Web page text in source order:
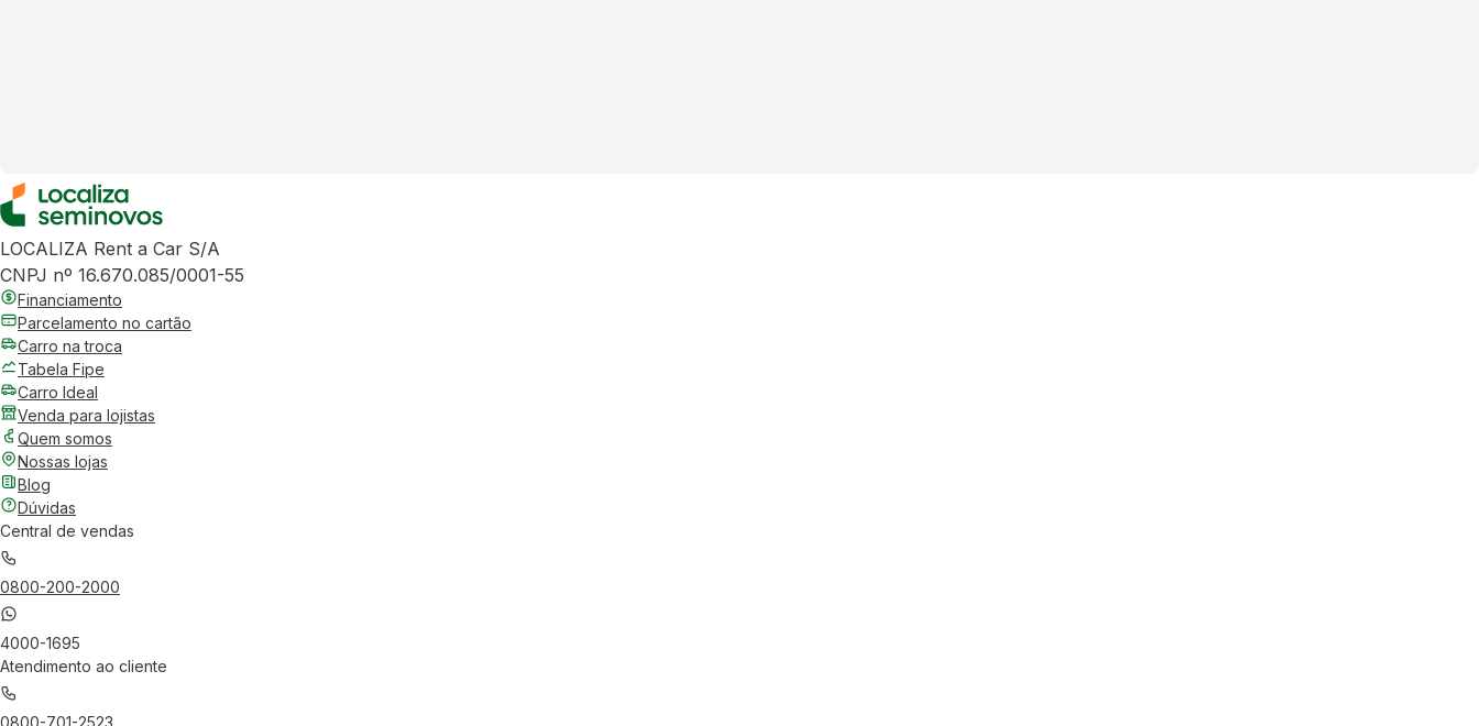
LOCALIZA Rent a Car S/A
CNPJ nº 16.670.085/0001-55
Financiamento
Parcelamento no cartão
Carro na troca
Tabela Fipe
Carro Ideal
Venda para lojistas
Quem somos
Nossas lojas
Blog
Dúvidas
Central de vendas
0800-200-2000
4000-1695
Atendimento ao cliente
0800-701-2523